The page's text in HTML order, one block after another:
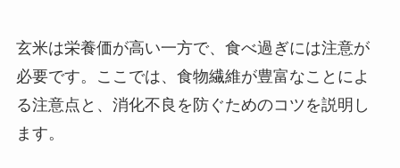
玄米は栄養価が高い一方で、食べ過ぎには注意が
必要です。ここでは、食物繊維が豊富なことによ
る注意点と、消化不良を防ぐためのコツを説明し
ます。